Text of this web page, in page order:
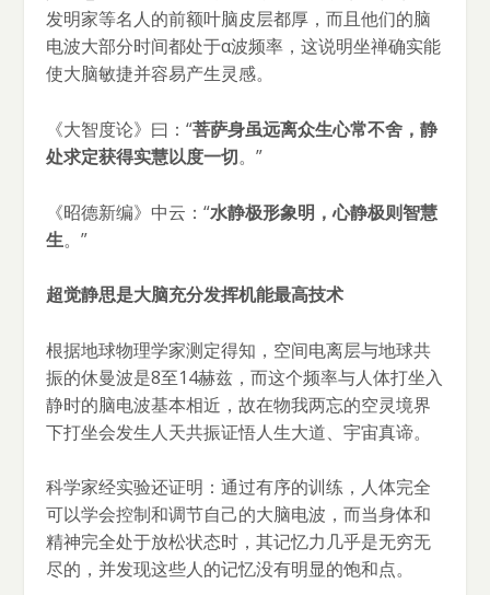
发明家等名人的前额叶脑皮层都厚，而且他们的脑
电波大部分时间都处于α波频率，这说明坐禅确实能
使大脑敏捷并容易产生灵感。
《大智度论》曰：“菩萨身虽远离众生心常不舍，静
处求定获得实慧以度一切。”
《昭德新编》中云：“水静极形象明，心静极则智慧
生。”
超觉静思是大脑充分发挥机能最高技术
根据地球物理学家测定得知，空间电离层与地球共
振的休曼波是8至14赫兹，而这个频率与人体打坐入
静时的脑电波基本相近，故在物我两忘的空灵境界
下打坐会发生人天共振证悟人生大道、宇宙真谛。
科学家经实验还证明：通过有序的训练，人体完全
可以学会控制和调节自己的大脑电波，而当身体和
精神完全处于放松状态时，其记忆力几乎是无穷无
尽的，并发现这些人的记忆没有明显的饱和点。